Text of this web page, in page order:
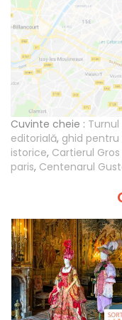
Cuvinte cheie : Turnul
editorială, ghid pentru
istorice, Cartierul
paris, Centenarul